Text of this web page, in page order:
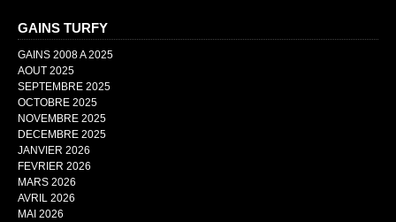
GAINS TURFY
GAINS 2008 A 2025
AOUT 2025
SEPTEMBRE 2025
OCTOBRE 2025
NOVEMBRE 2025
DECEMBRE 2025
JANVIER 2026
FEVRIER 2026
MARS 2026
AVRIL 2026
MAI 2026